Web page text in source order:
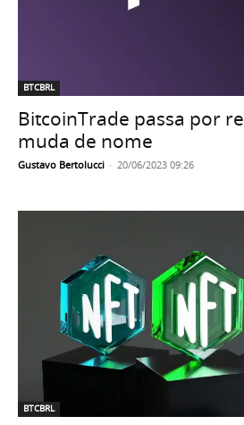
BTCBRL
BitcoinTrade passa por
muda de nome
Gustavo Bertolucci - 20/06/2023 09:26
BTCBRL